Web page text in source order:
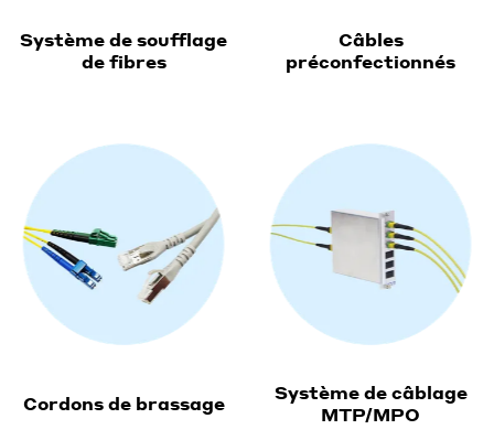
Système de soufflage
de fibres
Câbles
préconfectionnés
Cordons de brassage
Système de câblage
MTP/MPO